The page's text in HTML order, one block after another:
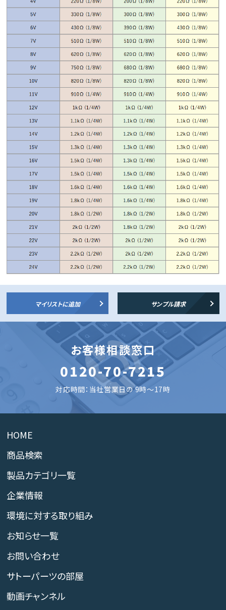
マイリストに追加 サンプル請求
お客様相談窓口
0120-70-7215
対応時間：当社営業日の 9時～17時
HOME
商品検索
製品カテゴリ一覧
企業情報
環境に対する取り組み
お知らせ一覧
お問い合わせ
サトーパーツの部屋
動画チャンネル